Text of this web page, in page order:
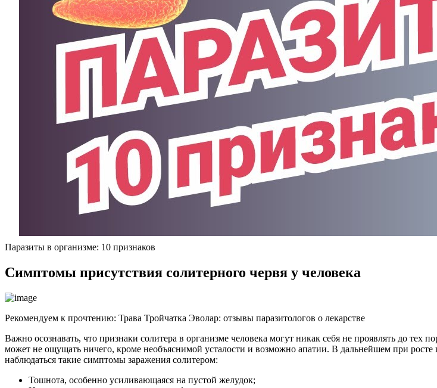
Паразиты в организме: 10 признаков
Симптомы присутствия солитерного червя у человека
Рекомендуем к прочтению: Трава Тройчатка Эволар: отзывы паразитологов о лекарстве
Важно осознавать, что признаки солитера в организме человека могут никак себя не проявлять до тех
может не ощущать ничего, кроме необъяснимой усталости и возможно апатии. В дальнейшем при
наблюдаться такие симптомы заражения солитером:
Тошнота, особенно усиливающаяся на пустой желудок;